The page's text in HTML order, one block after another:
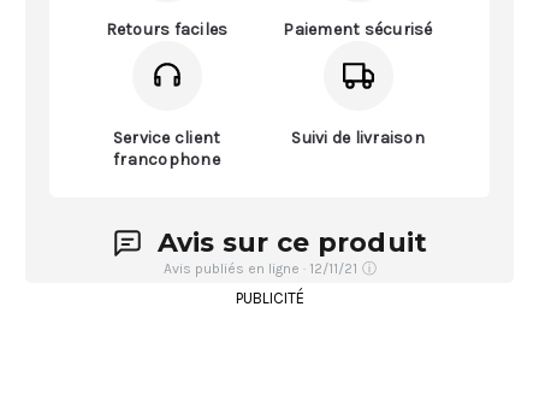
Retours faciles Paiement sécurisé
Service client
francophone
Suivi de livraison
Avis sur ce produit
Avis publiés en ligne · 12/11/21 ⓘ
PUBLICITÉ